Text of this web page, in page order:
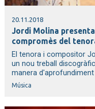
20.11.2018
Jordi Molina
compromès del
El tenora i compositor
un nou treball
manera d'aprofundiment
Música